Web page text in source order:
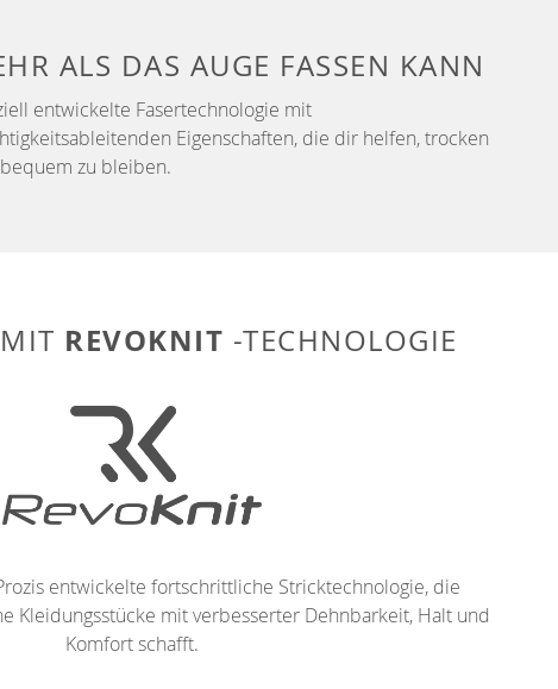
ALS DAS AUGE FASSEN KANN
entwickelte Fasertechnologie mit
Eigenschaften, die dir helfen, trocken
zu bleiben.
REVOKNIT -TECHNOLOGIE
entwickelte fortschrittliche Stricktechnologie, die
Kleidungsstücke mit verbesserter Dehnbarkeit, Halt und
Komfort schafft.